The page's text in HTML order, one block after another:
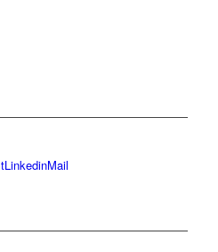
LinkedinMail